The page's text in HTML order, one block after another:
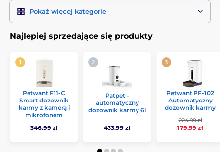
Pokaż więcej kategorie
Najlepiej sprzedające się produkty
Petwant F11-C
Smart dozownik
karmy z kamerą i
mikrofonem
346.99 zł
Patpet -
automatyczny
dozownik karmy 6l
433.99 zł
Petwant PF-102
Automatyczny
dozownik karmy
224.99 zł
179.99 zł